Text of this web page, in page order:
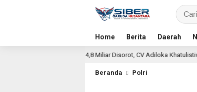
Home Berita Daerah
Rp 4,8 Miliar Disorot, CV Adiloka Khatulistiwa Diduga Sarat
Beranda Polri